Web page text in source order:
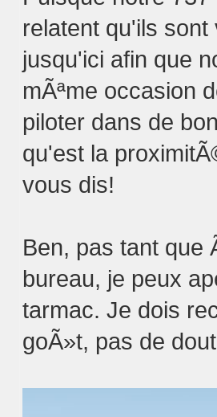
relatent qu'ils
jusqu'ici afin que
mÃªme occasion
piloter dans de
qu'est la
vous dis!
Ben, pas tant que
bureau, je peux
tarmac. Je dois
goÃ»t, pas de